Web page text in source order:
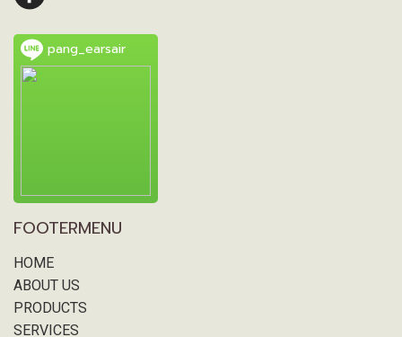
pang_earsair
FOOTERMENU
HOME
ABOUT US
PRODUCTS
SERVICES